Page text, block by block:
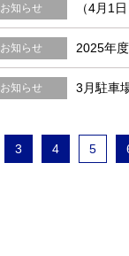
お知らせ （4月1
お知らせ 2025年
お知らせ 3月駐車
3 4 5